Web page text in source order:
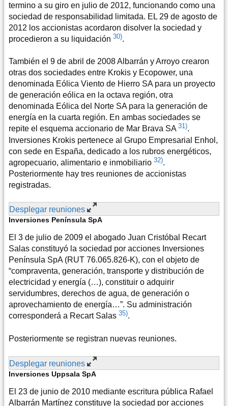
termino a su giro en julio de 2012, funcionando como una
sociedad de responsabilidad limitada. EL 29 de agosto de
2012 los accionistas acordaron disolver la sociedad y
procedieron a su liquidación 30).
También el 9 de abril de 2008 Albarrán y Arroyo crearon
otras dos sociedades entre Krokis y Ecopower, una
denominada Eólica Viento de Hierro SA para un proyecto
de generación eólica en la octava región, otra
denominada Eólica del Norte SA para la generación de
energía en la cuarta región. En ambas sociedades se
repite el esquema accionario de Mar Brava SA 31).
Inversiones Krokis pertenece al Grupo Empresarial Enhol,
con sede en España, dedicado a los rubros energéticos,
agropecuario, alimentario e inmobiliario 32).
Posteriormente hay tres reuniones de accionistas
registradas.
Desplegar reuniones
Inversiones Península SpA
El 3 de julio de 2009 el abogado Juan Cristóbal Recart
Salas constituyó la sociedad por acciones Inversiones
Península SpA (RUT 76.065.826-K), con el objeto de
“compraventa, generación, transporte y distribución de
electricidad y energía (…), constituir o adquirir
servidumbres, derechos de agua, de generación o
aprovechamiento de energía…”. Su administración
corresponderá a Recart Salas 35).
Posteriormente se registran nuevas reuniones.
Desplegar reuniones
Inversiones Uppsala SpA
El 23 de junio de 2010 mediante escritura pública Rafael
Albarrán Martínez constituye la sociedad por acciones